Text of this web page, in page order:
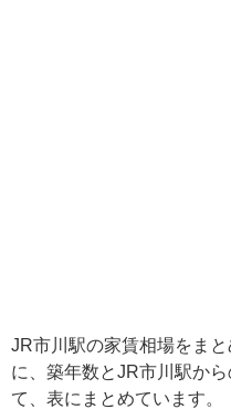
JR市川駅の家賃相場をま
に、築年数とJR市川駅か
て、表にまとめています。